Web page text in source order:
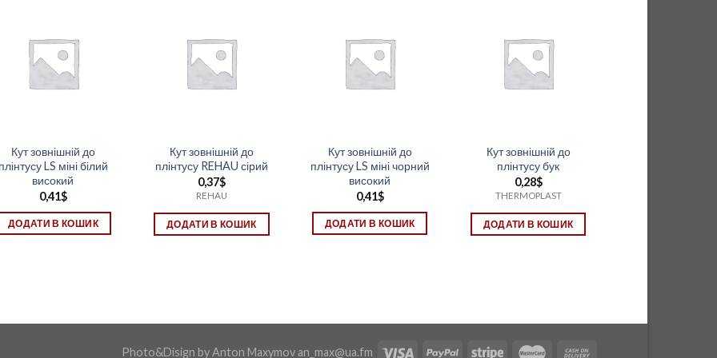
Кут зовнішній до
LS міні білий
високий
0,41$
ДОДАТИ В КОШИК
Кут зовнішній до
плінтусу REHAU сірий
0,37$
REHAU
ДОДАТИ В КОШИК
Кут зовнішній до
плінтусу LS міні чорний
високий
0,41$
ДОДАТИ В КОШИК
Кут зовнішній до
плінтусу бук
0,28$
THERMOPLAST
ДОДАТИ В КОШИК
Photo&Disign by Anton Maxymov an_max@ua.fm